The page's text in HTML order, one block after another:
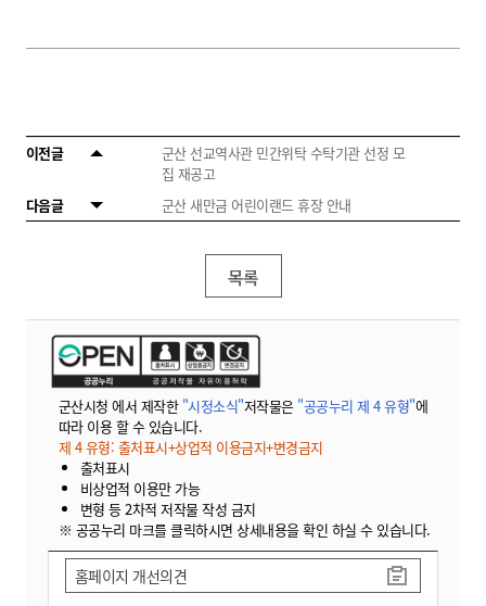
이전글
군산 선교역사관 민간위탁 수탁기관 선정 모
집 재공고
다음글
군산 새만금 어린이랜드 휴장 안내
목록
군산시청 에서 제작한 "시정소식"저작물은 "공공누리 제 4 유형"에
따라 이용 할 수 있습니다.
제 4 유형: 출처표시+상업적 이용금지+변경금지
출처표시
비상업적 이용만 가능
변형 등 2차적 저작물 작성 금지
※ 공공누리 마크를 클릭하시면 상세내용을 확인 하실 수 있습니다.
홈페이지 개선의견